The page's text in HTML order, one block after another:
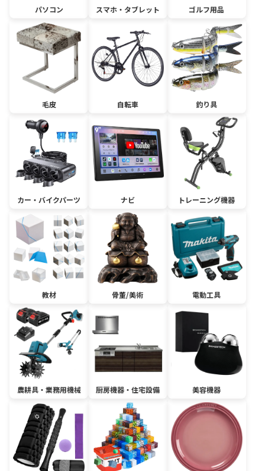
パソコン スマホ・タブレット ゴルフ用品
毛皮 自転車 釣り具
カー・バイクパーツ ナビ トレーニング機器
教材 骨董/美術 電動工具
農耕具・業務用機械 厨房機器・住宅設備 美容機器